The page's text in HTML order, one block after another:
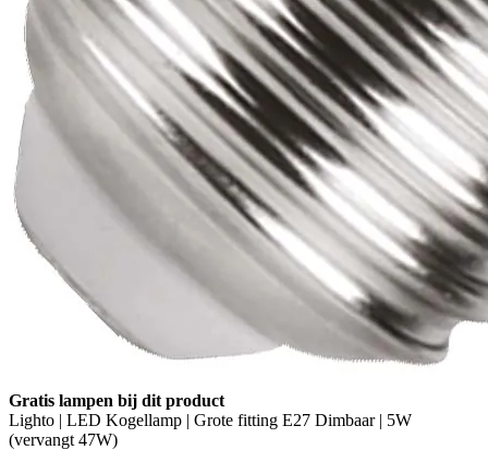
Gratis lampen bij dit product
Lighto | LED Kogellamp | Grote fitting E27 Dimbaar | 5W
(vervangt 47W)